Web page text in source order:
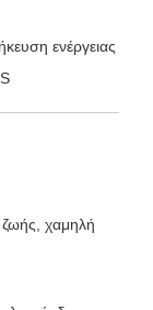
ενέργειας
χαμηλή